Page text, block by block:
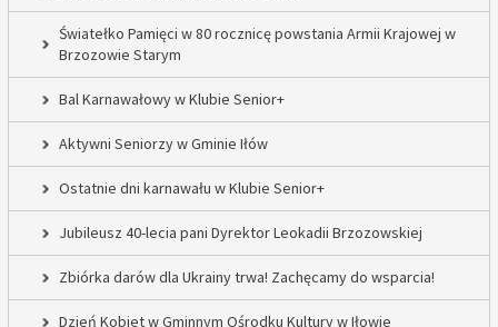
Światełko Pamięci w 80 rocznicę powstania Armii Krajowej w
Brzozowie Starym
Bal Karnawałowy w Klubie Senior+
Aktywni Seniorzy w Gminie Iłów
Ostatnie dni karnawału w Klubie Senior+
Jubileusz 40-lecia pani Dyrektor Leokadii Brzozowskiej
Zbiórka darów dla Ukrainy trwa! Zachęcamy do wsparcia!
Dzień Kobiet w Gminnym Ośrodku Kultury w Iłowie